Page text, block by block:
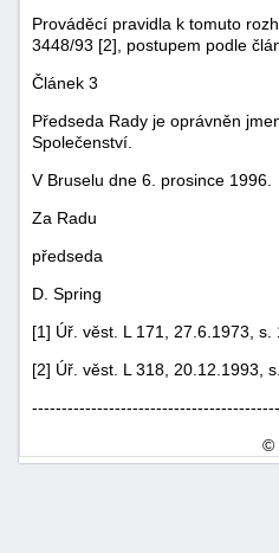
Prováděcí pravidla k tomuto
3448/93 [2], postupem podle
Článek 3
Předseda Rady je oprávněn
Společenství.
V Bruselu dne 6. prosince 1996.
Za Radu
předseda
D. Spring
[1] Úř. věst. L 171, 27.6.1973, s.
[2] Úř. věst. L 318, 20.12.1993,
©